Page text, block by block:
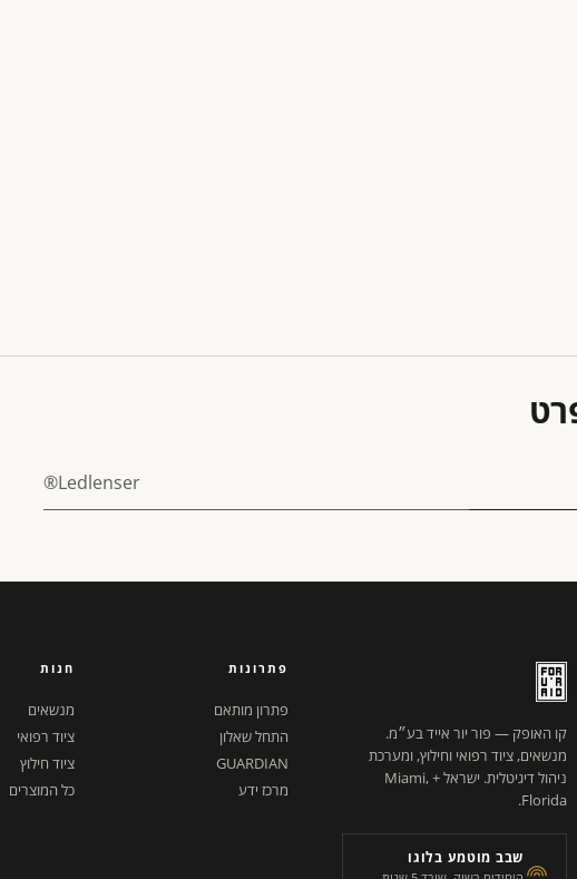
Ledlenser®
קו האופק — פור יור אייד בע״מ.
מנשאים, ציוד רפואי וחילוץ, ומערכת
ניהול דיגיטלית. ישראל + Miami,
Florida.
שבב מוטמע בלוגו
פתרונות
פתרון מותאם
התחל שאלון
GUARDIAN
מרכז ידע
חנות
מנשאים
ציוד רפואי
ציוד חילוץ
כל המוצרים